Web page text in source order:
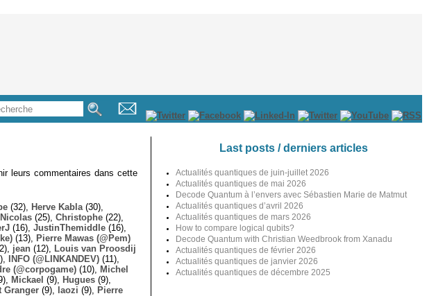
leurs commentaires dans cette
(32), Herve Kabla (30),
Nicolas (25), Christophe (22),
(16), JustinThemiddle (16),
(13),
Pierre Mawas (@Pem)
jean (12),
Louis van Proosdij
INFO (@LINKANDEV) (11),
(@corpogame) (10),
Michel
Mickael (9), Hugues (9),
Granger (9), laozi (9),
Pierre
Last posts / derniers articles
Actualités quantiques de juin-juillet 2026
Actualités quantiques de mai 2026
Decode Quantum à l’envers avec Sébastien Marie de Matmut
Actualités quantiques d’avril 2026
Actualités quantiques de mars 2026
How to compare logical qubits?
Decode Quantum with Christian Weedbrook from Xanadu
Actualités quantiques de février 2026
Actualités quantiques de janvier 2026
Actualités quantiques de décembre 2025